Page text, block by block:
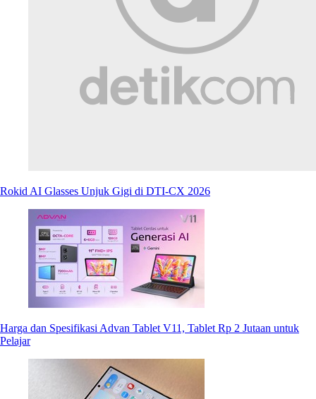
Rokid AI Glasses Unjuk Gigi di DTI-CX 2026
Harga dan Spesifikasi Advan Tablet V11, Tablet Rp 2 Jutaan untuk
Pelajar